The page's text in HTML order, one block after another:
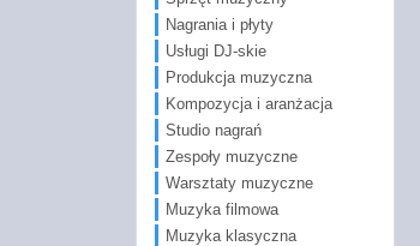
Nagrania i płyty
Usługi DJ-skie
Produkcja muzyczna
Kompozycja i aranżacja
Studio nagrań
Zespoły muzyczne
Warsztaty muzyczne
Muzyka filmowa
Muzyka klasyczna